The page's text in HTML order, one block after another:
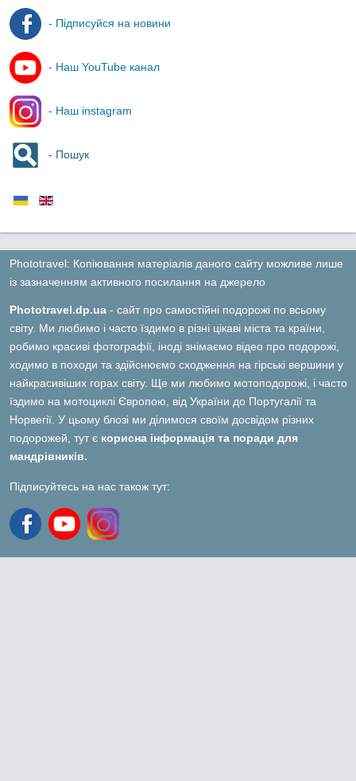
- Підписуйся на новини
- Наш YouTube канал
- Наш instagram
- Пошук
Phototravel: Копіювання матеріалів даного сайту можливе лише
із зазначенням активного посилання на джерело
Phototravel.dp.ua - сайт про самостійні подорожі по всьому
світу. Ми любимо і часто їздимо в різні цікаві міста та країни,
робимо красиві фотографії, іноді знімаємо відео про подорожі,
ходимо в походи та здійснюємо сходження на гірські вершини у
найкрасивіших горах світу. Ще ми любимо мотоподорожі, і часто
їздимо на мотоциклі Європою, від України до Португалії та
Норвегії. У цьому блозі ми ділимося своїм досвідом різних
подорожей, тут є корисна інформація та поради для
мандрівників.
Підписуйтесь на нас також тут: